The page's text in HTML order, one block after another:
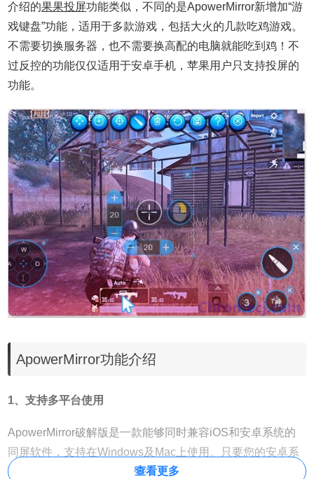
介绍的果果投屏功能类似，不同的是ApowerMirror新增加“游
戏键盘”功能，适用于多款游戏，包括大火的几款吃鸡游戏。
不需要切换服务器，也不需要换高配的电脑就能吃到鸡！不
过反控的功能仅仅适用于安卓手机，苹果用户只支持投屏的
功能。
ApowerMirror功能介绍
1、支持多平台使用
ApowerMirror破解版是一款能够同时兼容iOS和安卓系统的
同屏软件，支持在Windows及Mac上使用。只要您的安卓系
统在5.0及以上，支持Chromecast协议，就能够无限制感受
查看更多